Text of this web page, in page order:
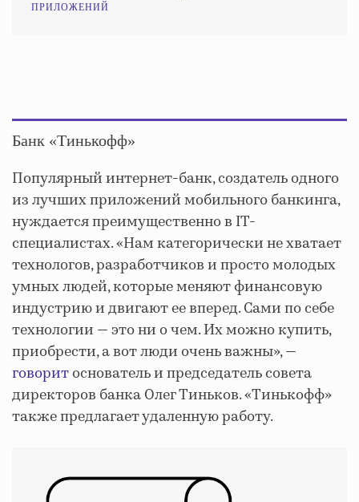
ПРИЛОЖЕНИЙ
Банк «Тинькофф»
Популярный интернет-банк, создатель одного
из лучших приложений мобильного банкинга,
нуждается преимущественно в IT-
специалистах. «Нам категорически не хватает
технологов, разработчиков и просто молодых
умных людей, которые меняют финансовую
индустрию и двигают ее вперед. Сами по себе
технологии — это ни о чем. Их можно купить,
приобрести, а вот люди очень важны», —
говоритоснователь и председатель совета
директоров банка Олег Тиньков. «Тинькофф»
также предлагает удаленную работу.